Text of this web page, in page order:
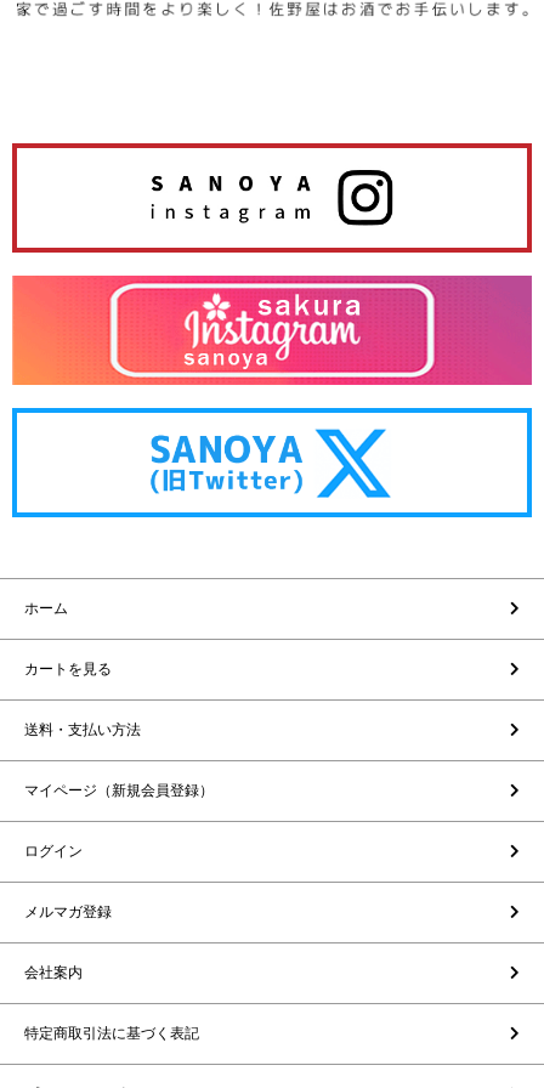
ホーム
カートを見る
送料・支払い方法
マイページ（新規会員登録）
ログイン
メルマガ登録
会社案内
特定商取引法に基づく表記